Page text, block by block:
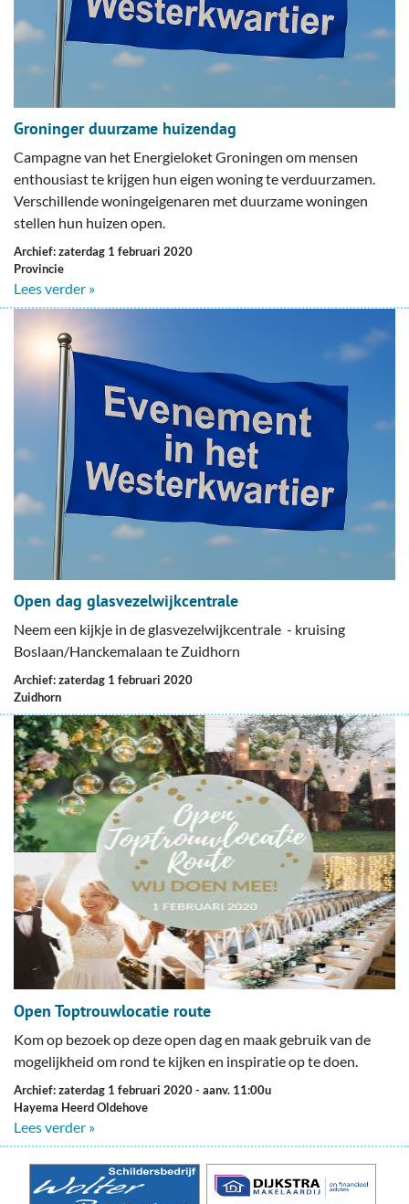
Groninger duurzame huizendag
Campagne van het Energieloket Groningen om mensen
enthousiast te krijgen hun eigen woning te verduurzamen.
Verschillende woningeigenaren met duurzame woningen
stellen hun huizen open.
Archief: zaterdag 1 februari 2020
Provincie
Lees verder »
Open dag glasvezelwijkcentrale
Neem een kijkje in de glasvezelwijkcentrale - kruising
Boslaan/Hanckemalaan te Zuidhorn
Archief: zaterdag 1 februari 2020
Zuidhorn
Open Toptrouwlocatie route
Kom op bezoek op deze open dag en maak gebruik van de
mogelijkheid om rond te kijken en inspiratie op te doen.
Archief: zaterdag 1 februari 2020- aanv. 11:00u
Hayema Heerd Oldehove
Lees verder »